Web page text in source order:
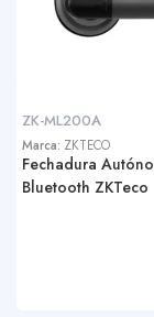
ZK-ML200A
Marca: ZKTECO
Fechadura
Bluetooth ZKTeco